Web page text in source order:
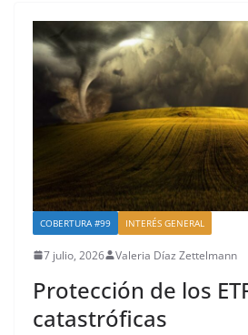
COBERTURA #99 INTERÉS GENERAL
7 julio, 2026 Valeria Díaz Zettelmann
Protección de los
catastróficas